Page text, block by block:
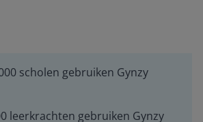
scholen gebruiken Gynzy
leerkrachten gebruiken Gynzy